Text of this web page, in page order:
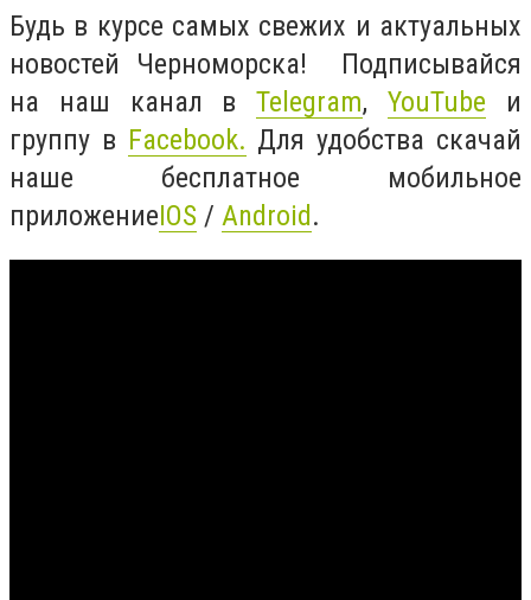
Будь в курсе самых свежих и актуальных
новостей Черноморска! Подписывайся
на наш канал вTelegram,YouTube и
группу в Facebook. Для удобства скачай
наше бесплатное мобильное
приложениеIOS / Android.